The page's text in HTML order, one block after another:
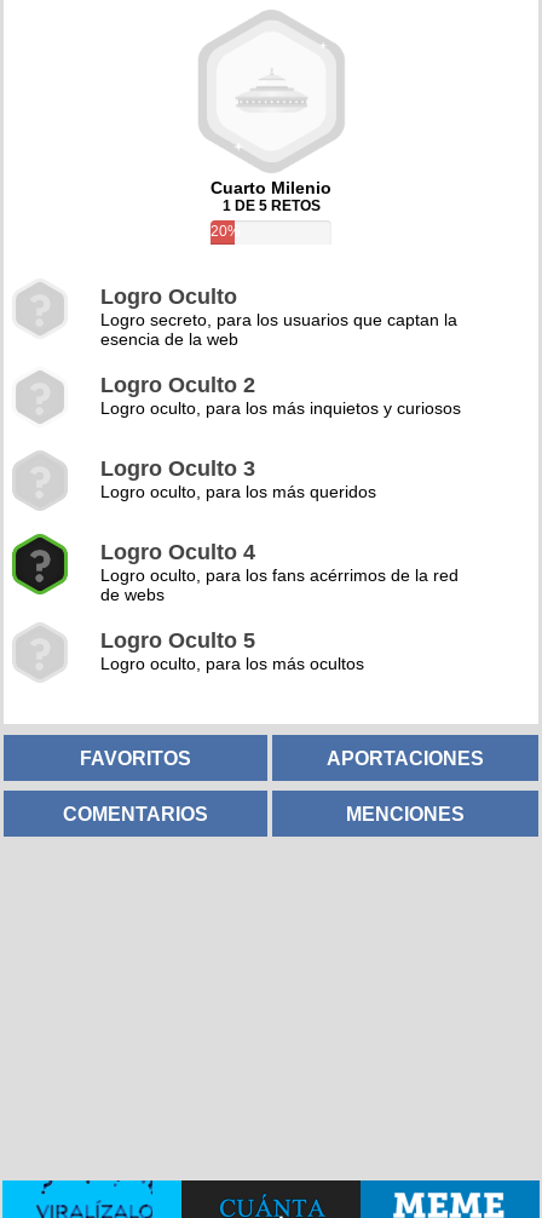
Cuarto Milenio
1 DE 5 RETOS
20%
Logro Oculto
Logro secreto, para los usuarios que captan la
esencia de la web
Logro Oculto 2
Logro oculto, para los más inquietos y curiosos
Logro Oculto 3
Logro oculto, para los más queridos
Logro Oculto 4
Logro oculto, para los fans acérrimos de la red
de webs
Logro Oculto 5
Logro oculto, para los más ocultos
FAVORITOS APORTACIONES
COMENTARIOS MENCIONES